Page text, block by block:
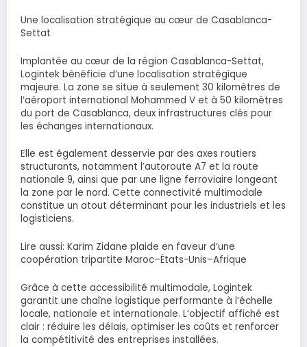
Une localisation stratégique au cœur de Casablanca-
Settat
Implantée au cœur de la région Casablanca-Settat,
Logintek bénéficie d’une localisation stratégique
majeure. La zone se situe à seulement 30 kilomètres de
l’aéroport international Mohammed V et à 50 kilomètres
du port de Casablanca, deux infrastructures clés pour
les échanges internationaux.
Elle est également desservie par des axes routiers
structurants, notamment l’autoroute A7 et la route
nationale 9, ainsi que par une ligne ferroviaire longeant
la zone par le nord. Cette connectivité multimodale
constitue un atout déterminant pour les industriels et les
logisticiens.
Lire aussi: Karim Zidane plaide en faveur d’une
coopération tripartite Maroc–États-Unis–Afrique
Grâce à cette accessibilité multimodale, Logintek
garantit une chaîne logistique performante à l’échelle
locale, nationale et internationale. L’objectif affiché est
clair : réduire les délais, optimiser les coûts et renforcer
la compétitivité des entreprises installées.